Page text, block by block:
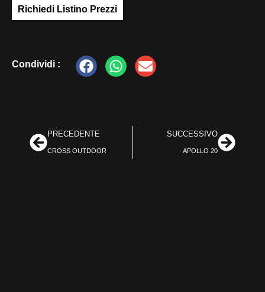
Richiedi Listino Prezzi
Condividi :
PRECEDENTE
CROSS OUTDOOR
SUCCESSIVO
APOLLO 20